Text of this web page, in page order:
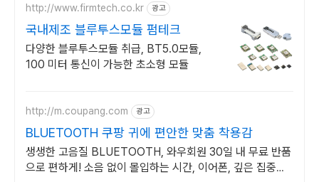
http://www.firmtech.co.kr 광고
국내제조 블루투스모듈 펌테크
다양한 블루투스모듈 취급, BT5.0모듈,
100 미터 통신이 가능한 초소형 모듈
http://m.coupang.com 광고
BLUETOOTH 쿠팡 귀에 편안한 맞춤 착용감
생생한 고음질 BLUETOOTH, 와우회원 30일 내 무료 반품
으로 편하게! 소음 없이 몰입하는 시간, 이어폰, 깊은 집중을